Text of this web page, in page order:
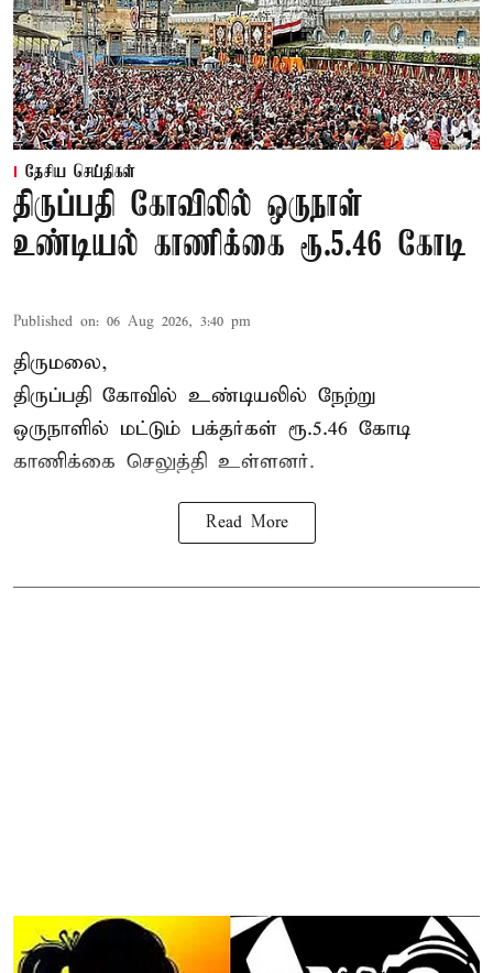
தேசிய செய்திகள்
திருப்பதி கோவிலில் ஒருநாள்
உண்டியல் காணிக்கை ரூ.5.46 கோடி
Published on: 06 Aug 2026, 3:40 pm
திருமலை,
திருப்பதி கோவில் உண்டியலில் நேற்று
ஒருநாளில் மட்டும் பக்தர்கள் ரூ.5.46 கோடி
காணிக்கை செலுத்தி உள்ளனர்.
Read More